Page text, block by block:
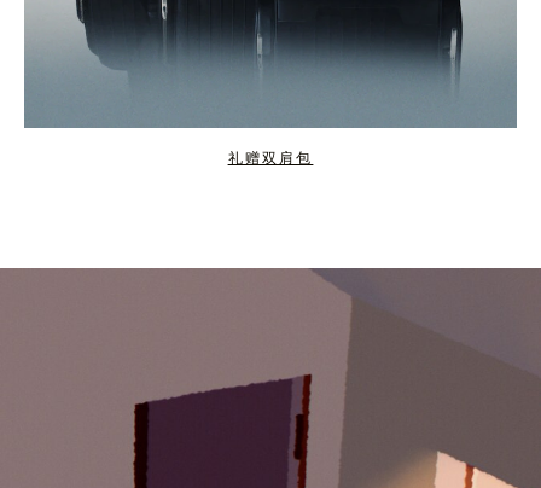
礼赠双肩包